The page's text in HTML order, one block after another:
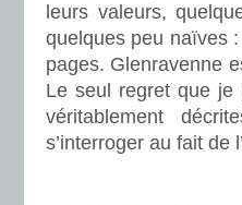
leurs valeurs,
quelques peu naïves
pages. Glenravenne
Le seul regret que je
véritablement
s’interroger au fait de